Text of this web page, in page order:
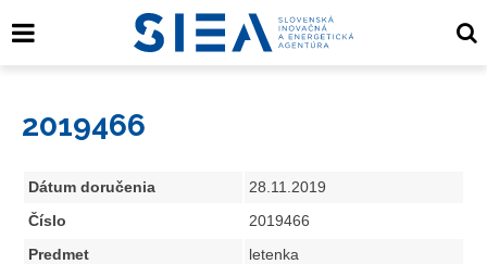
2019466
Dátum doručenia
28.11.2019
Číslo
2019466
Predmet
letenka